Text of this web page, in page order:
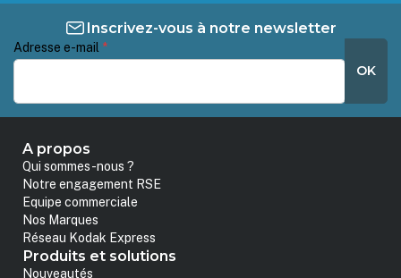
Inscrivez-vous à notre newsletter
Adresse e-mail *
OK
A propos
Qui sommes-nous ?
Notre engagement RSE
Equipe commerciale
Nos Marques
Réseau Kodak Express
Produits et solutions
Nouveautés